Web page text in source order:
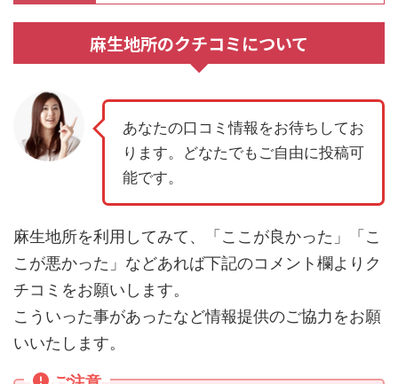
麻生地所のクチコミについて
あなたの口コミ情報をお待ちしてお
ります。どなたでもご自由に投稿可
能です。
麻生地所を利用してみて、「ここが良かった」「こ
こが悪かった」などあれば下記のコメント欄よりク
チコミをお願いします。
こういった事があったなど情報提供のご協力をお願
いいたします。